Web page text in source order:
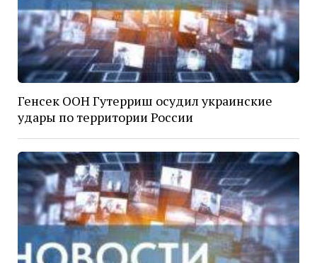
Генсек ООН Гутерриш осудил украинские
удары по территории России